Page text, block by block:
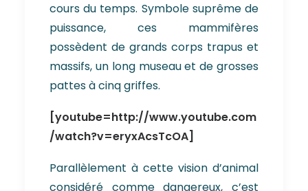
cours du temps. Symbole suprême de
puissance, ces mammifères
possèdent de grands corps trapus et
massifs, un long museau et de grosses
pattes à cinq griffes.
[youtube=http://www.youtube.com
/watch?v=eryxAcsTcOA]
Parallèlement à cette vision d’animal
considéré comme dangereux, c’est